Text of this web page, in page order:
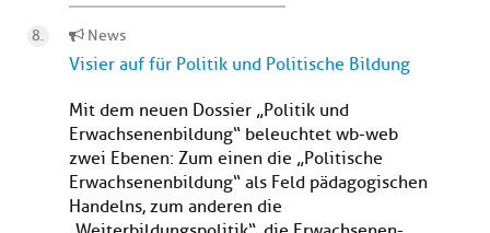
News
Visier auf für Politik und Politische Bildung
Mit dem neuen Dossier „Politik und
Erwachsenenbildung“ beleuchtet wb-web
zwei Ebenen: Zum einen die „Politische
Erwachsenenbildung“ als Feld pädagogischen
Handelns, zum anderen die